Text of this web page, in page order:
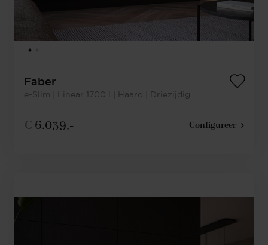
Faber
e-Slim | Linear 1700 l | Haard | Driezijdig
€ 6.039,- Configureer